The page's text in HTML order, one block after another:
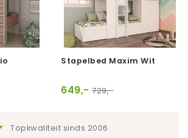
Stapelbed Maxim Wit
649,- 729,-
Topkwaliteit sinds 2006